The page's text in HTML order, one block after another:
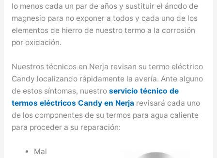
lo menos cada un par de años y sustituir el ánodo de
magnesio para no exponer a todos y cada uno de los
elementos de hierro de nuestro termo a la corrosión
por oxidación.
Nuestros técnicos en Nerja revisan su termo eléctrico
Candy localizando rápidamente la avería. Ante alguno
de estos síntomas, nuestro servicio técnico de
termos eléctricos Candy en Nerjarevisará cada uno
de los componentes de su termos para agua caliente
para proceder a su reparación:
Mal